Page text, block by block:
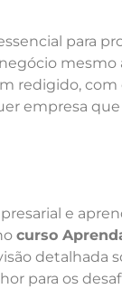
para
mesmo
redigido,
empresa
e
curso
detalhada
para os